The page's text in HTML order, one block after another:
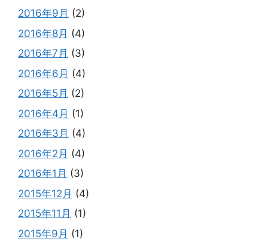
2016年9月 (2)
2016年8月 (4)
2016年7月 (3)
2016年6月 (4)
2016年5月 (2)
2016年4月 (1)
2016年3月 (4)
2016年2月 (4)
2016年1月 (3)
2015年12月 (4)
2015年11月 (1)
2015年9月 (1)